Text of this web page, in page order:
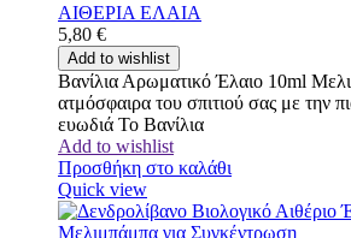
ΑΙΘΕΡΙΑ ΕΛΑΙΑ
5,80 €
Add to wishlist
Βανίλια Αρωματικό Έλαιο 10ml
ατμόσφαιρα του σπιτιού σας με την
ευωδιά Το Βανίλια
Add to wishlist
Προσθήκη στο καλάθι
Quick view